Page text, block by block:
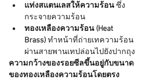
แท่งสแตนเลสให้ความร้อน ซึ่ง
กระจายความร้อน
ทองเหลืองความร้อน (Heat
Brass) ทำหน้าที่ถ่ายเทความร้อน
ผ่านสายพานเทปล่อนไปยังปากถุง
ความกว้างของรอยซีลขึ้นอยู่กับขนาด
ของทองเหลืองความร้อนโดยตรง